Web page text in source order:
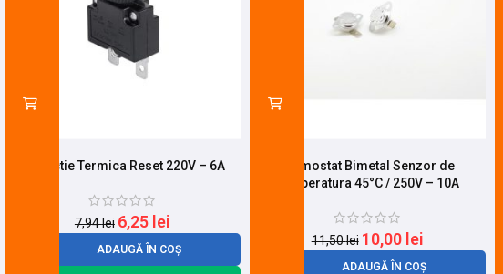
Protectie Termica Reset 220V – 6A
7,94lei 6,25 lei
ADAUGĂ ÎN COȘ
Termostat Bimetal Senzor de
Temperatura 45°C / 250V – 10A
11,50lei 10,00 lei
ADAUGĂ ÎN COȘ